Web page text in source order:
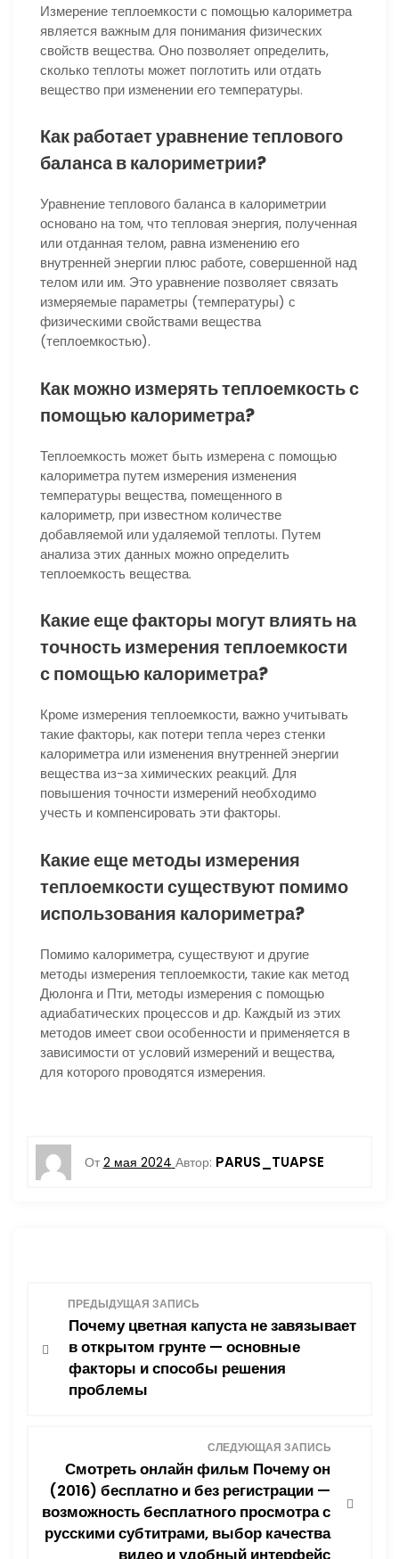
Измерение теплоемкости с помощью калориметра
является важным для понимания физических
свойств вещества. Оно позволяет определить,
сколько теплоты может поглотить или отдать
вещество при изменении его температуры.
Как работает уравнение теплового
баланса в калориметрии?
Уравнение теплового баланса в калориметрии
основано на том, что тепловая энергия, полученная
или отданная телом, равна изменению его
внутренней энергии плюс работе, совершенной над
телом или им. Это уравнение позволяет связать
измеряемые параметры (температуры) с
физическими свойствами вещества
(теплоемкостью).
Как можно измерять теплоемкость с
помощью калориметра?
Теплоемкость может быть измерена с помощью
калориметра путем измерения изменения
температуры вещества, помещенного в
калориметр, при известном количестве
добавляемой или удаляемой теплоты. Путем
анализа этих данных можно определить
теплоемкость вещества.
Какие еще факторы могут влиять на
точность измерения теплоемкости
с помощью калориметра?
Кроме измерения теплоемкости, важно учитывать
такие факторы, как потери тепла через стенки
калориметра или изменения внутренней энергии
вещества из-за химических реакций. Для
повышения точности измерений необходимо
учесть и компенсировать эти факторы.
Какие еще методы измерения
теплоемкости существуют помимо
использования калориметра?
Помимо калориметра, существуют и другие
методы измерения теплоемкости, такие как метод
Дюлонга и Пти, методы измерения с помощью
адиабатических процессов и др. Каждый из этих
методов имеет свои особенности и применяется в
зависимости от условий измерений и вещества,
для которого проводятся измерения.
От 2 мая 2024 Автор: PARUS_TUAPSE
ПРЕДЫДУЩАЯ ЗАПИСЬ
Почему цветная капуста не завязывает
в открытом грунте — основные
факторы и способы решения
проблемы
СЛЕДУЮЩАЯ ЗАПИСЬ
Смотреть онлайн фильм Почему он
(2016) бесплатно и без регистрации —
возможность бесплатного просмотра с
русскими субтитрами, выбор качества
видео и удобный интерфейс